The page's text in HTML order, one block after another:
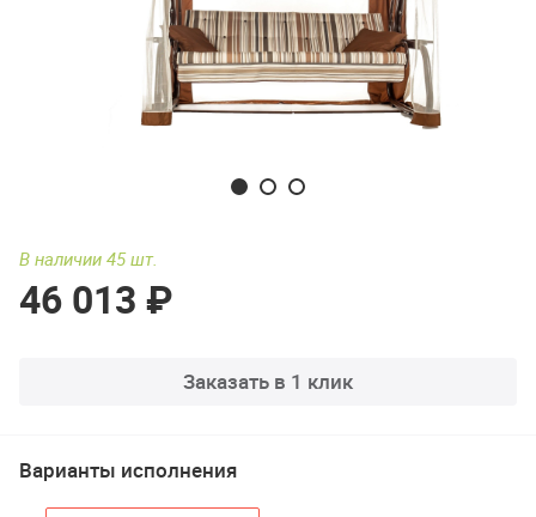
В наличии 45 шт.
46 013 ₽
Заказать в 1 клик
Варианты исполнения